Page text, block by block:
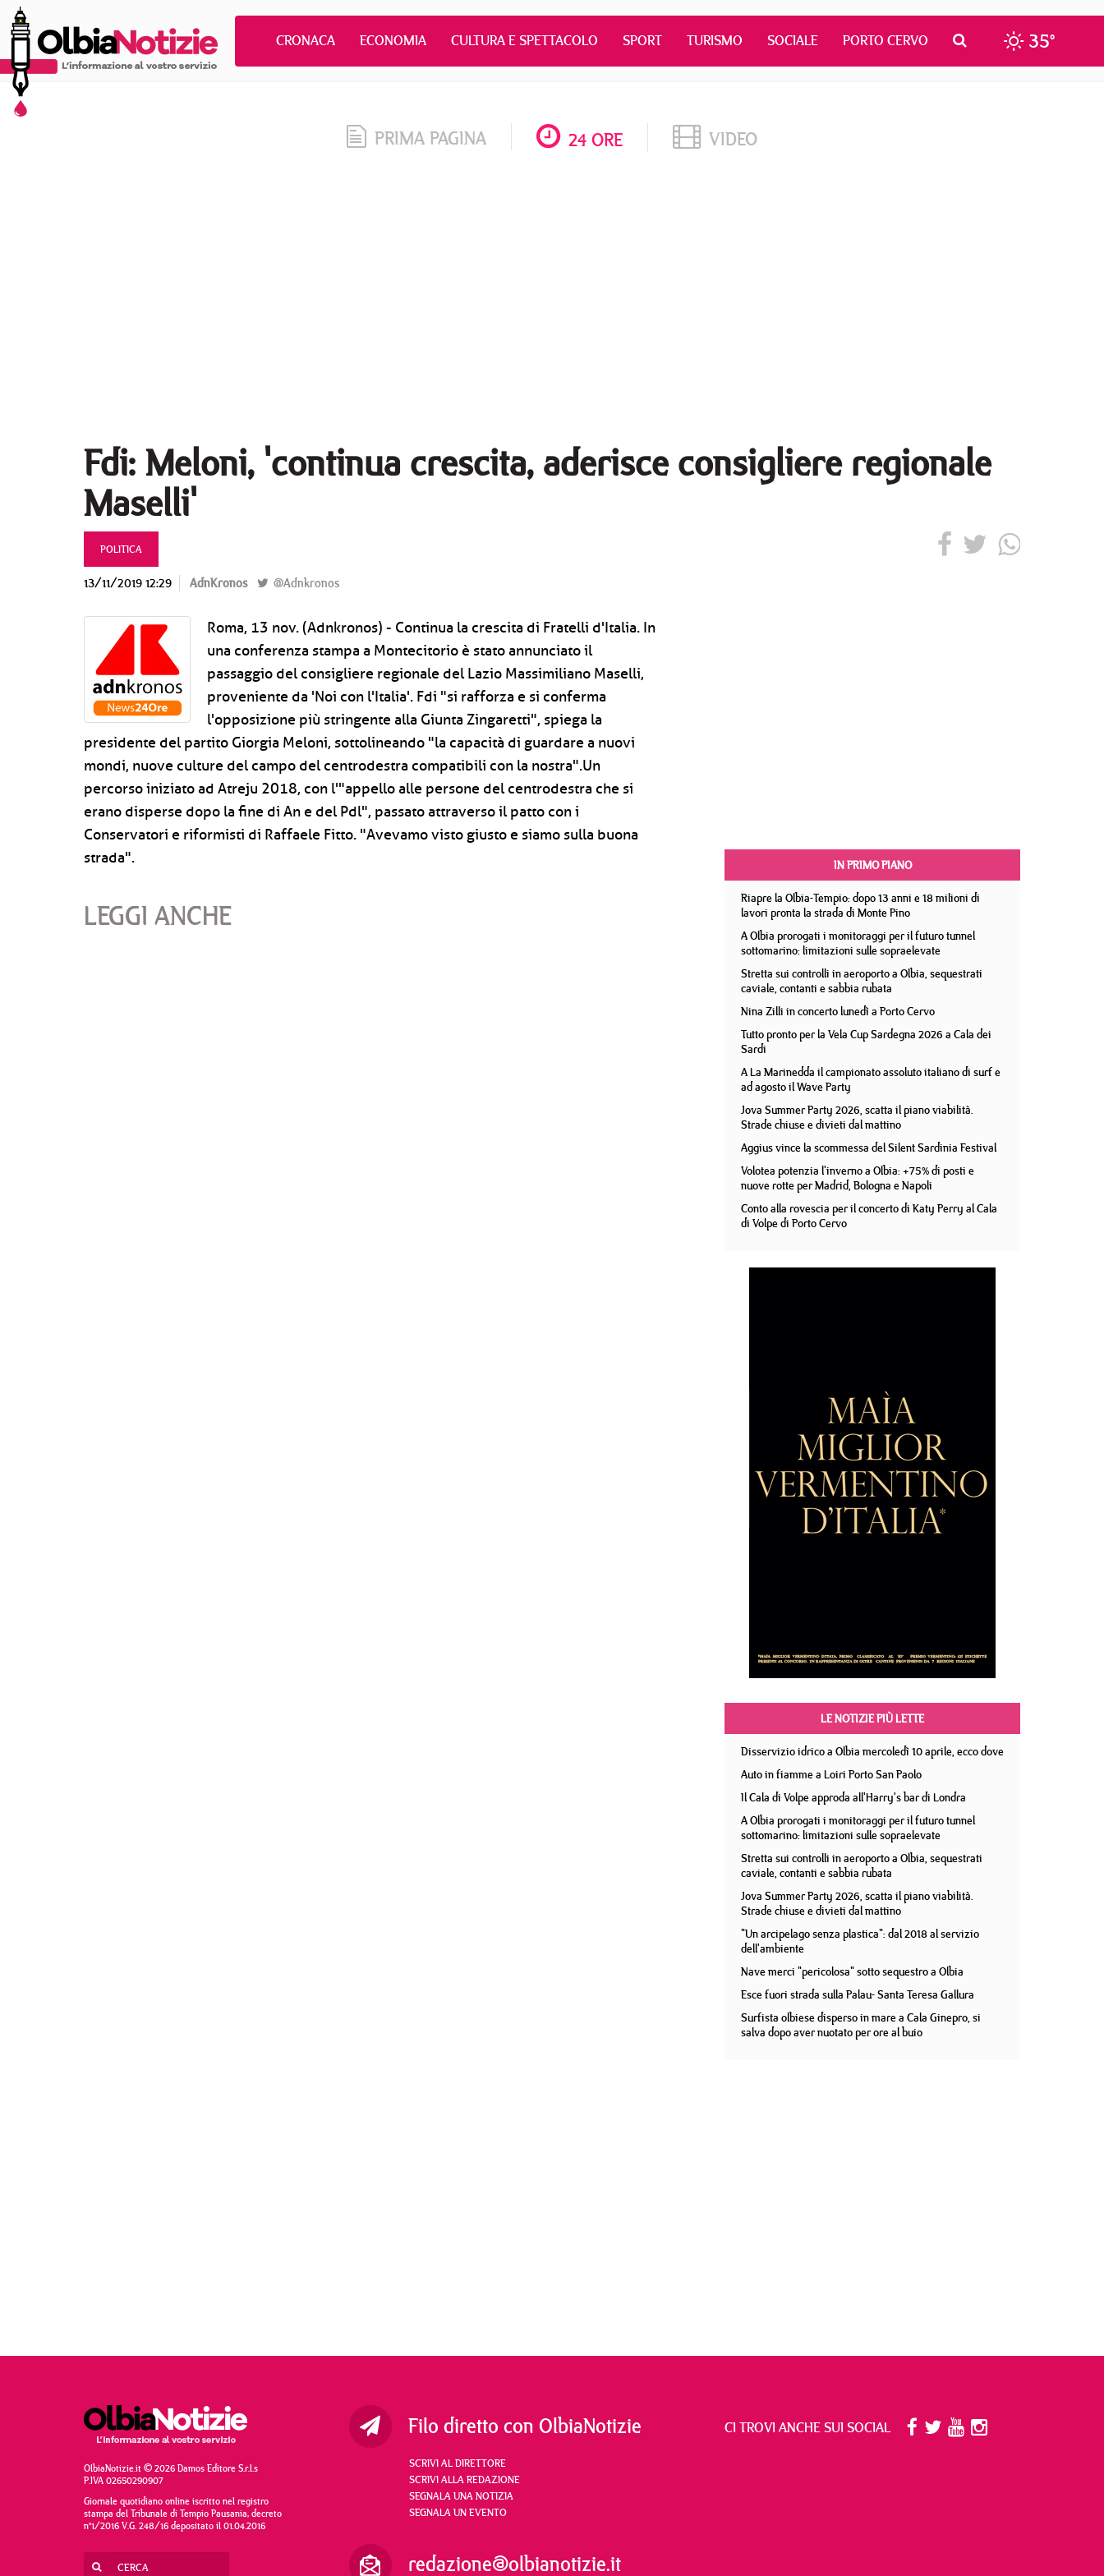
CRONACA ECONOMIA CULTURA E SPETTACOLO SPORT TURISMO SOCIALE PORTO CERVO 35°
PRIMA PAGINA 24 ORE VIDEO
Fdi: Meloni, 'continua crescita, aderisce consigliere regionale
Maselli'
POLITICA
13/11/2019 12:29 AdnKronos @Adnkronos
Roma, 13 nov. (Adnkronos) - Continua la crescita di Fratelli d'Italia. In
una conferenza stampa a Montecitorio è stato annunciato il
passaggio del consigliere regionale del Lazio Massimiliano Maselli,
proveniente da 'Noi con l'Italia'. Fdi "si rafforza e si conferma
l'opposizione più stringente alla Giunta Zingaretti", spiega la
presidente del partito Giorgia Meloni, sottolineando "la capacità di guardare a nuovi
mondi, nuove culture del campo del centrodestra compatibili con la nostra".Un
percorso iniziato ad Atreju 2018, con l'"appello alle persone del centrodestra che si
erano disperse dopo la fine di An e del Pdl", passato attraverso il patto con i
Conservatori e riformisti di Raffaele Fitto. "Avevamo visto giusto e siamo sulla buona
strada".
LEGGI ANCHE
IN PRIMO PIANO
Riapre la Olbia-Tempio: dopo 13 anni e 18 milioni di
lavori pronta la strada di Monte Pino
A Olbia prorogati i monitoraggi per il futuro tunnel
sottomarino: limitazioni sulle sopraelevate
Stretta sui controlli in aeroporto a Olbia, sequestrati
caviale, contanti e sabbia rubata
Nina Zilli in concerto lunedì a Porto Cervo
Tutto pronto per la Vela Cup Sardegna 2026 a Cala dei
Sardi
A La Marinedda il campionato assoluto italiano di surf e
ad agosto il Wave Party
Jova Summer Party 2026, scatta il piano viabilità.
Strade chiuse e divieti dal mattino
Aggius vince la scommessa del Silent Sardinia Festival
Volotea potenzia l'inverno a Olbia: +75% di posti e
nuove rotte per Madrid, Bologna e Napoli
Conto alla rovescia per il concerto di Katy Perry al Cala
di Volpe di Porto Cervo
LE NOTIZIE PIÙ LETTE
Disservizio idrico a Olbia mercoledì 10 aprile, ecco dove
Auto in fiamme a Loiri Porto San Paolo
Il Cala di Volpe approda all'Harry's bar di Londra
A Olbia prorogati i monitoraggi per il futuro tunnel
sottomarino: limitazioni sulle sopraelevate
Stretta sui controlli in aeroporto a Olbia, sequestrati
caviale, contanti e sabbia rubata
Jova Summer Party 2026, scatta il piano viabilità.
Strade chiuse e divieti dal mattino
"Un arcipelago senza plastica": dal 2018 al servizio
dell'ambiente
Nave merci "pericolosa" sotto sequestro a Olbia
Esce fuori strada sulla Palau- Santa Teresa Gallura
Surfista olbiese disperso in mare a Cala Ginepro, si
salva dopo aver nuotato per ore al buio
OlbiaNotizie.it © 2026 Damos Editore S.r.l.s
P.IVA 02650290907
Giornale quotidiano online iscritto nel registro
stampa del Tribunale di Tempio Pausania, decreto
n°1/2016 V.G. 248/16 depositato il 01.04.2016
Filo diretto con OlbiaNotizie
SCRIVI AL DIRETTORE
SCRIVI ALLA REDAZIONE
SEGNALA UNA NOTIZIA
SEGNALA UN EVENTO
redazione@olbianotizie.it
CI TROVI ANCHE SUI SOCIAL